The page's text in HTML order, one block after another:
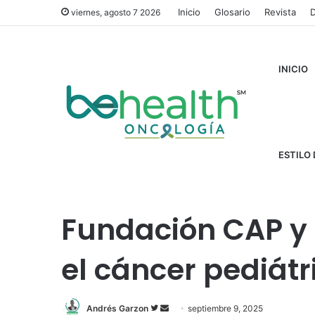
viernes, agosto 7 2026 Inicio Glosario Revista
INICIO
ESTILO
Fundación CAP
el cáncer
Andrés Garzon
F
septiembre 9, 2025